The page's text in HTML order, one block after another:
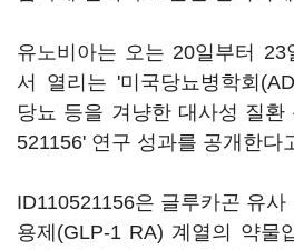
유노비아는 오는 20일부터 23
서 열리는 '미국당뇨병학회
당뇨 등을 겨냥한 대사성 질환
521156' 연구 성과를 공개한다
ID110521156은 글루카곤 유
용제(GLP-1 RA) 계열의 약물